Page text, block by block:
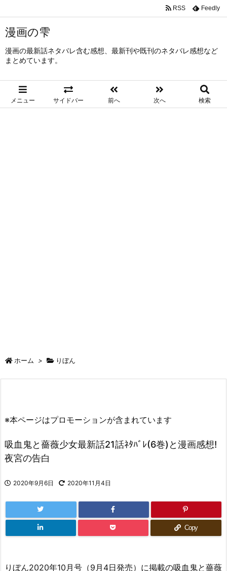
漫画の雫
漫画の最新話ネタバレ含む感想、最新刊や既刊のネタバレ感想など
まとめています。
メニュー サイドバー 前へ 次へ 検索
RSS Feedly
ホーム > りぼん
※本ページはプロモーションが含まれています
吸血鬼と薔薇少女最新話21話ﾈﾀﾊﾞﾚ(6巻)と漫画感想!
夜宮の告白
2020年9月6日 2020年11月4日
Copy
りぼん2020年10月号（9月4日発売）に掲載の吸血鬼と薔薇